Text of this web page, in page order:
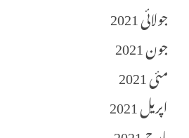
جولائی 2021
جون 2021
مئی 2021
اپریل 2021